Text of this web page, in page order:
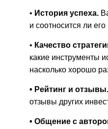
• История успеха.
и соотносится ли
• Качество
какие инструменты
насколько хорошо
• Рейтинг и отзывы.
отзывы других
• Общение с